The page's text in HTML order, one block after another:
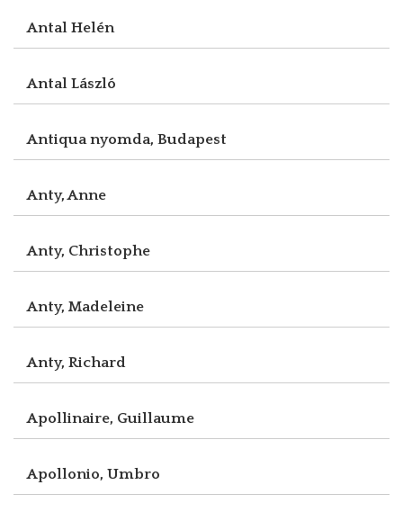
Antal Helén
Antal László
Antiqua nyomda, Budapest
Anty, Anne
Anty, Christophe
Anty, Madeleine
Anty, Richard
Apollinaire, Guillaume
Apollonio, Umbro